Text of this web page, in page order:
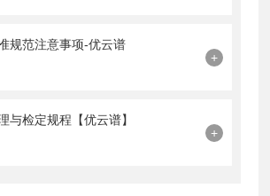
规范注意事项-优云谱
+
与检定规程【优云谱】
+